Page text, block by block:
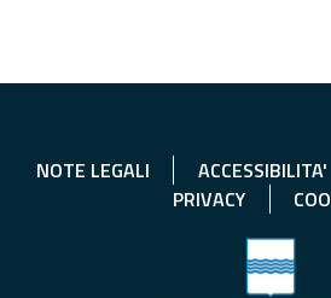
NOTE LEGALI ACCESSIBILITA'
PRIVACY